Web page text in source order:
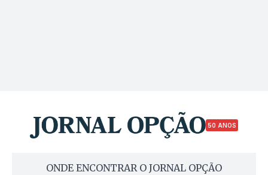
50 ANOS
ONDE ENCONTRAR O JORNAL OPÇÃO